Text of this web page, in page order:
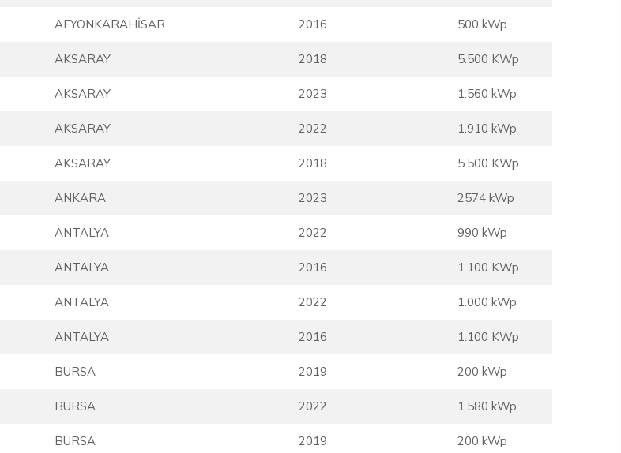
AFYONKARAHİSAR 2016 500 kWp
AKSARAY 2018 5.500 KWp
AKSARAY 2023 1.560 kWp
AKSARAY 2022 1.910 kWp
AKSARAY 2018 5.500 KWp
ANKARA 2023 2574 kWp
ANTALYA 2022 990 kWp
ANTALYA 2016 1.100 KWp
ANTALYA 2022 1.000 kWp
ANTALYA 2016 1.100 KWp
BURSA 2019 200 kWp
BURSA 2022 1.580 kWp
BURSA 2019 200 kWp